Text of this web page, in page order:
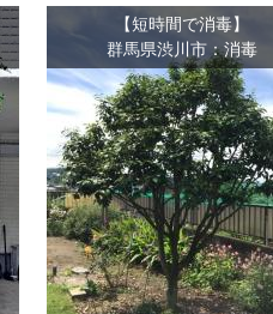
【短時間で消毒】
群馬県渋川市：消毒